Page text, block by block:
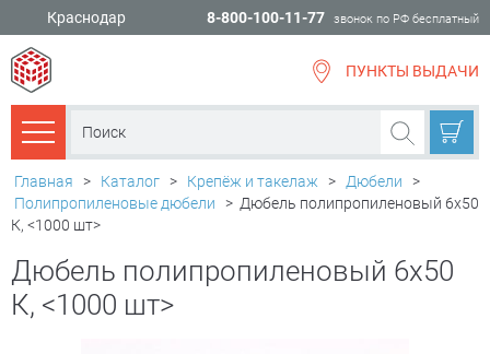
Краснодар 8-800-100-11-77 звонок по РФ бесплатный
ПУНКТЫ ВЫДАЧИ
Каталог товаров
Главная > Каталог > Крепёж и такелаж > Дюбели
>
Полипропиленовые дюбели
> Дюбель полипропиленовый 6х50
К, <1000 шт>
Дюбель полипропиленовый 6х50
К, <1000 шт>